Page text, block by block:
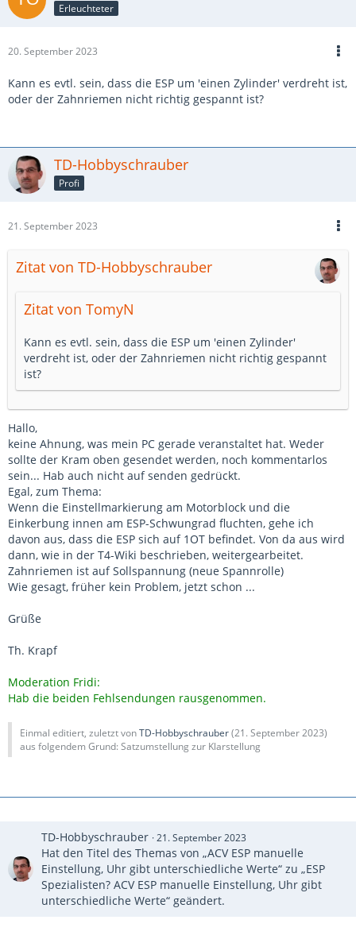
Erleuchteter
20. September 2023
Kann es evtl. sein, dass die ESP um 'einen Zylinder' verdreht ist,
oder der Zahnriemen nicht richtig gespannt ist?
TD-Hobbyschrauber
Profi
21. September 2023
Zitat von TD-Hobbyschrauber
Zitat von TomyN
Kann es evtl. sein, dass die ESP um 'einen Zylinder'
verdreht ist, oder der Zahnriemen nicht richtig gespannt
ist?
Hallo,
keine Ahnung, was mein PC gerade veranstaltet hat. Weder
sollte der Kram oben gesendet werden, noch kommentarlos
sein... Hab auch nicht auf senden gedrückt.
Egal, zum Thema:
Wenn die Einstellmarkierung am Motorblock und die
Einkerbung innen am ESP-Schwungrad fluchten, gehe ich
davon aus, dass die ESP sich auf 1OT befindet. Von da aus wird
dann, wie in der T4-Wiki beschrieben, weitergearbeitet.
Zahnriemen ist auf Sollspannung (neue Spannrolle)
Wie gesagt, früher kein Problem, jetzt schon ...
Grüße
Th. Krapf
Moderation Fridi:
Hab die beiden Fehlsendungen rausgenommen.
Einmal editiert, zuletzt vonTD-Hobbyschrauber(21. September 2023)
aus folgendem Grund: Satzumstellung zur Klarstellung
TD-Hobbyschrauber 21. September 2023
Hat den Titel des Themas von „ACV ESP manuelle
Einstellung, Uhr gibt unterschiedliche Werte“ zu „ESP
Spezialisten? ACV ESP manuelle Einstellung, Uhr gibt
unterschiedliche Werte“ geändert.